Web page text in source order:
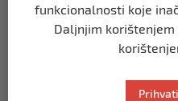
Brod
i uplovio u
prije 10 mjeseci
funkcionalnosti koje
Daljnjim